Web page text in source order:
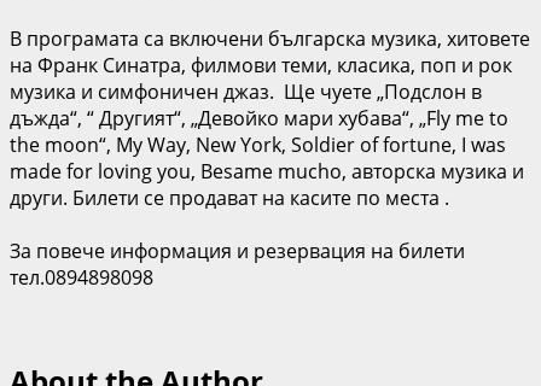
В програмата са включени българска музика, хитовете
на Франк Синатра, филмови теми, класика, поп и рок
музика и симфоничен джаз. Ще чуете „Подслон в
дъжда“, “ Другият“, „Девойко мари хубава“, „Fly me to
the moon“, My Way, New York, Soldier of fortune, I was
made for loving you, Besame mucho, авторска музика и
други. Билети се продават на касите по места .
За повече информация и резервация на билети
тел.0894898098